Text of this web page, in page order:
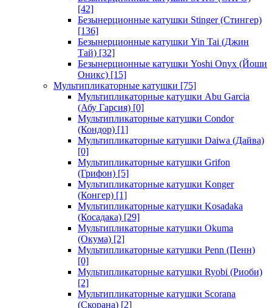
[42]
Безынерционные катушки Stinger (Стингер)
[136]
Безынерционные катушки Yin Tai (Джин
Тай) [32]
Безынерционные катушки Yoshi Onyx (Йоши
Оникс) [15]
Мультипликаторные катушки [75]
Мультипликаторные катушки Abu Garcia
(Абу Гарсия) [0]
Мультипликаторные катушки Condor
(Кондор) [1]
Мультипликаторные катушки Daiwa (Дайва)
[0]
Мультипликаторные катушки Grifon
(Грифон) [5]
Мультипликаторные катушки Konger
(Конгер) [1]
Мультипликаторные катушки Kosadaka
(Косадака) [29]
Мультипликаторные катушки Okuma
(Окума) [2]
Мультипликаторные катушки Penn (Пенн)
[0]
Мультипликаторные катушки Ryobi (Риоби)
[2]
Мультипликаторные катушки Scorana
(Скорана) [2]